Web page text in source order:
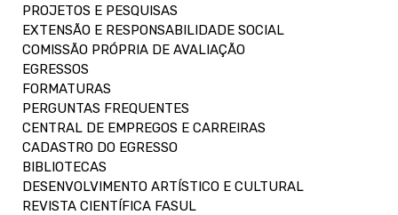
PROJETOS E PESQUISAS
EXTENSÃO E RESPONSABILIDADE SOCIAL
COMISSÃO PRÓPRIA DE AVALIAÇÃO
EGRESSOS
FORMATURAS
PERGUNTAS FREQUENTES
CENTRAL DE EMPREGOS E CARREIRAS
CADASTRO DO EGRESSO
BIBLIOTECAS
DESENVOLVIMENTO ARTÍSTICO E CULTURAL
REVISTA CIENTÍFICA FASUL